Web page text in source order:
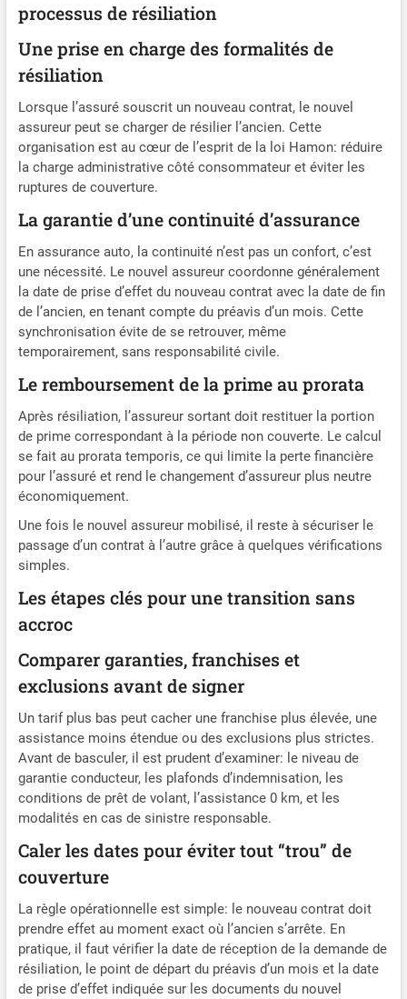
processus de résiliation
Une prise en charge des formalités de
résiliation
Lorsque l’assuré souscrit un nouveau contrat, le nouvel
assureur peut se charger de résilier l’ancien. Cette
organisation est au cœur de l’esprit de la loi Hamon: réduire
la charge administrative côté consommateur et éviter les
ruptures de couverture.
La garantie d’une continuité d’assurance
En assurance auto, la continuité n’est pas un confort, c’est
une nécessité. Le nouvel assureur coordonne généralement
la date de prise d’effet du nouveau contrat avec la date de fin
de l’ancien, en tenant compte du préavis d’un mois. Cette
synchronisation évite de se retrouver, même
temporairement, sans responsabilité civile.
Le remboursement de la prime au prorata
Après résiliation, l’assureur sortant doit restituer la portion
de prime correspondant à la période non couverte. Le calcul
se fait au prorata temporis, ce qui limite la perte financière
pour l’assuré et rend le changement d’assureur plus neutre
économiquement.
Une fois le nouvel assureur mobilisé, il reste à sécuriser le
passage d’un contrat à l’autre grâce à quelques vérifications
simples.
Les étapes clés pour une transition sans
accroc
Comparer garanties, franchises et
exclusions avant de signer
Un tarif plus bas peut cacher une franchise plus élevée, une
assistance moins étendue ou des exclusions plus strictes.
Avant de basculer, il est prudent d’examiner: le niveau de
garantie conducteur, les plafonds d’indemnisation, les
conditions de prêt de volant, l’assistance 0 km, et les
modalités en cas de sinistre responsable.
Caler les dates pour éviter tout “trou” de
couverture
La règle opérationnelle est simple: le nouveau contrat doit
prendre effet au moment exact où l’ancien s’arrête. En
pratique, il faut vérifier la date de réception de la demande de
résiliation, le point de départ du préavis d’un mois et la date
de prise d’effet indiquée sur les documents du nouvel